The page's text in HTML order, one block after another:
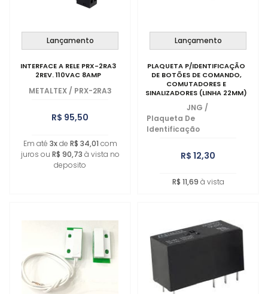
Lançamento
INTERFACE A RELE PRX-2RA3
2REV. 110VAC 8AMP
METALTEX / PRX-2RA3
R$ 95,50
Em até 3xde R$ 34,01 com
juros ou R$ 90,73 à vista no
deposito
Lançamento
PLAQUETA P/IDENTIFICAÇÃO
DE BOTÕES DE COMANDO,
COMUTADORES E
SINALIZADORES (LINHA 22MM)
JNG /
Plaqueta De
Identificação
R$ 12,30
R$ 11,69 à vista